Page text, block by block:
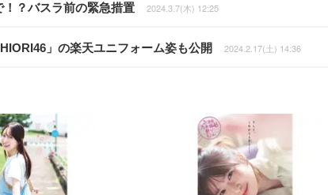
？バスラ前の緊急措置 2024.3.7(木) 12:25
」の楽天ユニフォーム姿も公開 2024.2.17(土) 14:36